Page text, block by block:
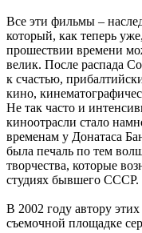
Все эти фильмы –
который, как теперь
прошествии времени
велик. После распада
к счастью,
кино,
Не так часто и
киноотрасли стало
временам у Донатаса
была печаль по тем
творчества, которые
студиях бывшего СССР.
В 2002 году автору
съемочной площадке